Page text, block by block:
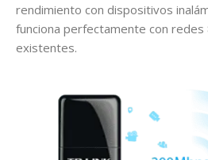
rendimiento con dispositivos
funciona perfectamente con redes
existentes.